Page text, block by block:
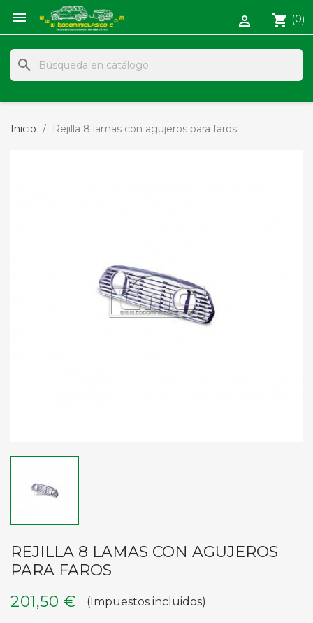
 shopping_cart (0)

search
Inicio Rejilla 8 lamas con agujeros para faros
REJILLA 8 LAMAS CON AGUJEROS
PARA FAROS
201,50 €
(Impuestos incluidos)